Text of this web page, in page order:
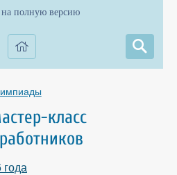
полную версию
класс
года